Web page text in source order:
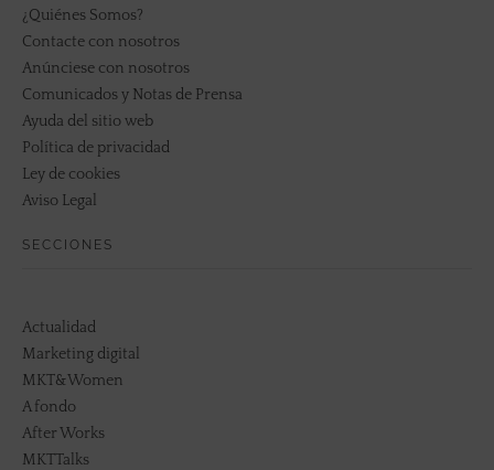
¿Quiénes Somos?
Contacte con nosotros
Anúnciese con nosotros
Comunicados y Notas de Prensa
Ayuda del sitio web
Política de privacidad
Ley de cookies
Aviso Legal
SECCIONES
Actualidad
Marketing digital
MKT&Women
A fondo
After Works
MKTTalks